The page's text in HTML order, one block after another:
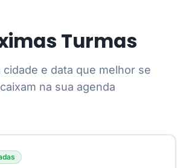
Turmas
cidade e data que melhor se
na sua agenda